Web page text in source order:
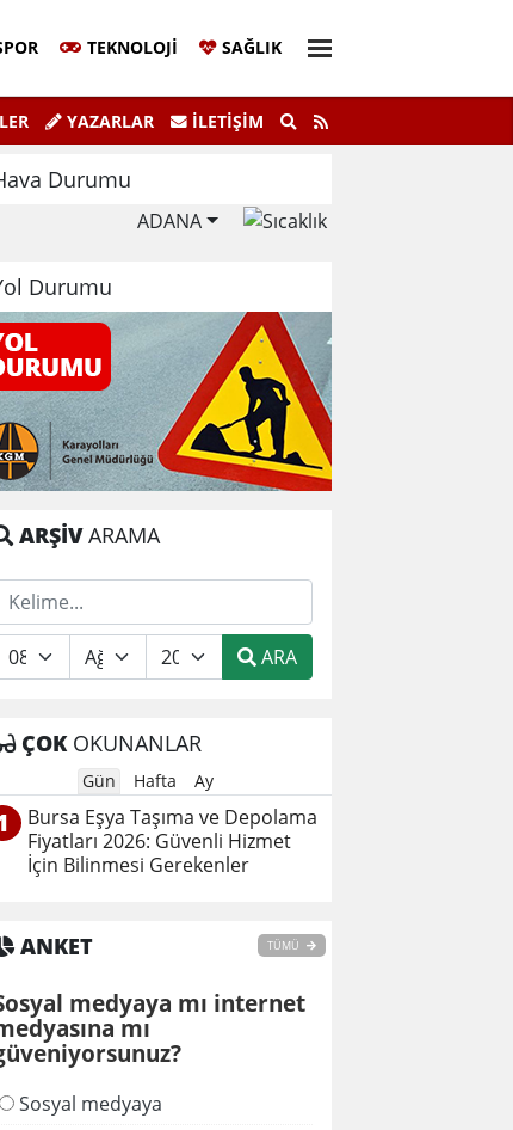
TEKNOLOJI SAĞLIK
Sinem Eltin'den Hayati Uyarı
Bilgiyle İlaçlama Ölüm Getirir
YAZARLAR İLETIŞIM
Durumu
ADANA
Durumu
ARŞİVARAMA
ARA
ÇOKOKUNANLAR
Gün Hafta Ay
Bursa Eşya Taşıma ve Depolama
Fiyatları 2026: Güvenli Hizmet
İçin Bilinmesi Gerekenler
ANKET TÜMÜ
medyaya mı internet
mı
Sosyal medyaya